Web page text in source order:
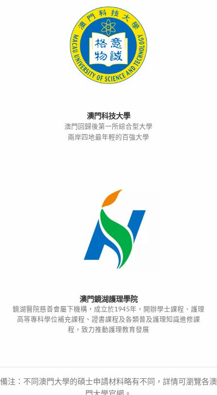
澳門科技大學
澳門回歸後第一所綜合型大學
兩岸四地最年輕的百強大學
澳門鏡湖護理學院
鏡湖醫院慈善會屬下機構，成立於1945年，開辦學士課程、護理
高等專科學位補充課程、證書課程及各類普及護理知識進修課
程，致力推動護理教育發展
備注：不同澳門大學的碩士申請材料略有不同，詳情可瀏覽各澳